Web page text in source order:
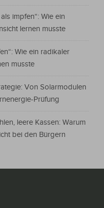
impfen“: Wie ein
lernen musste
Wie ein radikaler
musste
Von Solarmodulen
Prüfung
leere Kassen: Warum
bei den Bürgern